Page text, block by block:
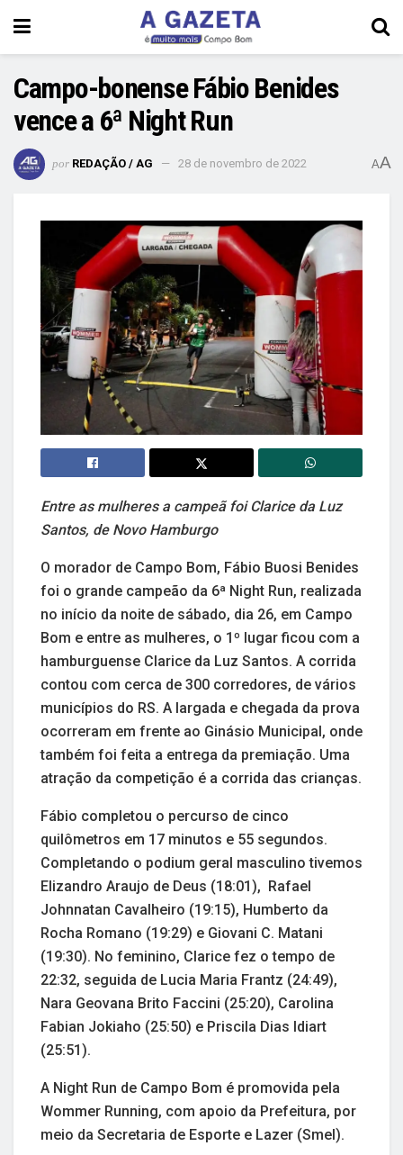
Campo-bonense Fábio Benides
vence a 6ª Night Run
por REDAÇÃO / AG 28 de novembro de 2022 AA
Entre as mulheres a campeã foi Clarice da Luz
Santos, de Novo Hamburgo
O morador de Campo Bom, Fábio Buosi Benides
foi o grande campeão da 6ª Night Run, realizada
no início da noite de sábado, dia 26, em Campo
Bom e entre as mulheres, o 1º lugar ficou com a
hamburguense Clarice da Luz Santos. A corrida
contou com cerca de 300 corredores, de vários
municípios do RS. A largada e chegada da prova
ocorreram em frente ao Ginásio Municipal, onde
também foi feita a entrega da premiação. Uma
atração da competição é a corrida das crianças.
Fábio completou o percurso de cinco
quilômetros em 17 minutos e 55 segundos.
Completando o podium geral masculino tivemos
Elizandro Araujo de Deus (18:01), Rafael
Johnnatan Cavalheiro (19:15), Humberto da
Rocha Romano (19:29) e Giovani C. Matani
(19:30). No feminino, Clarice fez o tempo de
22:32, seguida de Lucia Maria Frantz (24:49),
Nara Geovana Brito Faccini (25:20), Carolina
Fabian Jokiaho (25:50) e Priscila Dias Idiart
(25:51).
A Night Run de Campo Bom é promovida pela
Wommer Running, com apoio da Prefeitura, por
meio da Secretaria de Esporte e Lazer (Smel).